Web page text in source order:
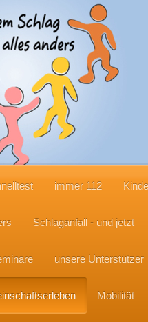
immer 112
Schlaganfall - und jetzt
unsere Unterstützer
Mobilität